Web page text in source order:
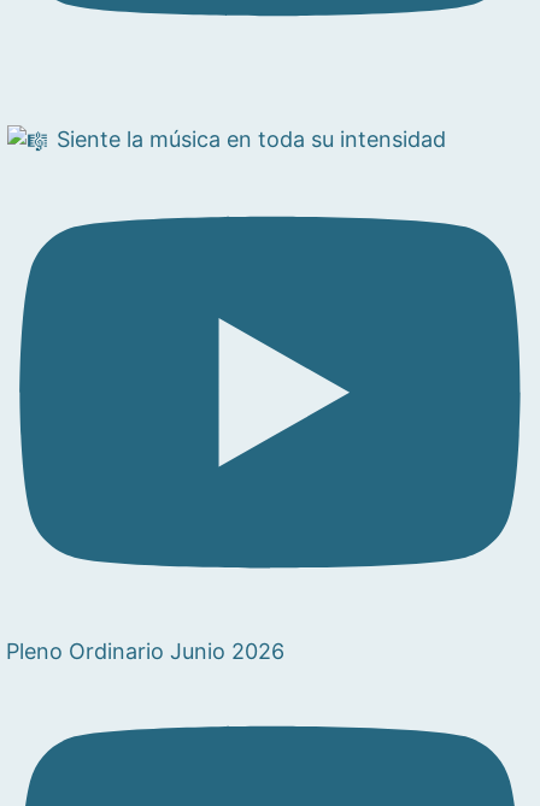
Siente la música en toda su intensidad
Pleno Ordinario Junio 2026